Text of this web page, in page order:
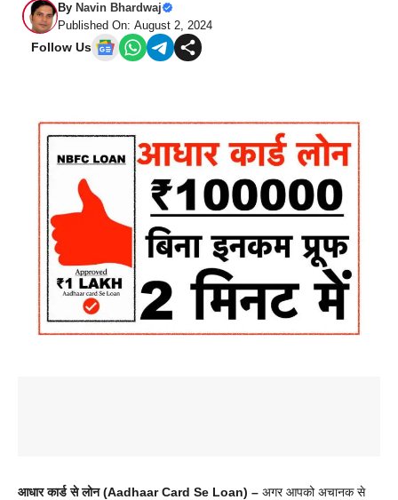
By Navin Bhardwaj
Published On: August 2, 2024
Follow Us
आधार कार्ड से लोन (Aadhaar Card Se Loan) – अगर आपको अचानक से